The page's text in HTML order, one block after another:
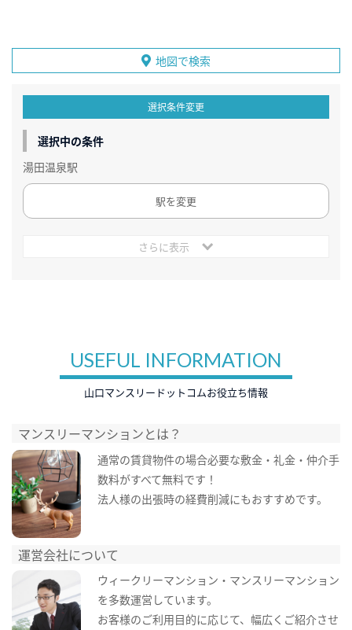
地図で検索
選択条件変更
選択中の条件
湯田温泉駅
駅を変更
さらに表示
USEFUL INFORMATION
山口マンスリードットコムお役立ち情報
マンスリーマンションとは？
通常の賃貸物件の場合必要な敷金・礼金・仲介手
数料がすべて無料です！
法人様の出張時の経費削減にもおすすめです。
運営会社について
ウィークリーマンション・マンスリーマンション
を多数運営しています。
お客様のご利用目的に応じて、幅広くご紹介させ